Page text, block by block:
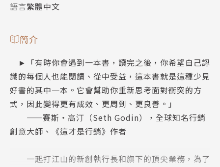
語言繁體中文
簡介
►「有時你會遇到一本書，讀完之後，你希望自己認
識的每個人也能閱讀、從中受益，這本書就是這種少見
好書的其中一本。它會幫助你重新思考面對衝突的方
式，因此變得更有成效、更周到、更良善。」
——賽斯・高汀（Seth Godin），全球知名行銷
創意大師、《這才是行銷》作者
一起打江山的新創執行長和旗下的頂尖業務，為了